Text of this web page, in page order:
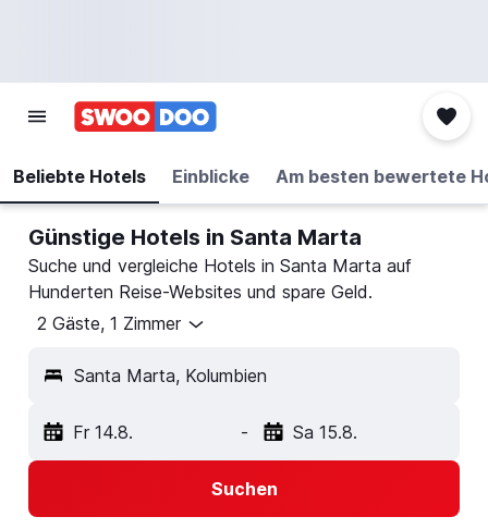
Beliebte Hotels Einblicke Am besten bewertete
Günstige Hotels in Santa Marta
Suche und vergleiche Hotels in Santa Marta auf
Hunderten Reise-Websites und spare Geld.
2 Gäste, 1 Zimmer
Santa Marta, Kolumbien
Fr 14.8. - Sa 15.8.
Suchen